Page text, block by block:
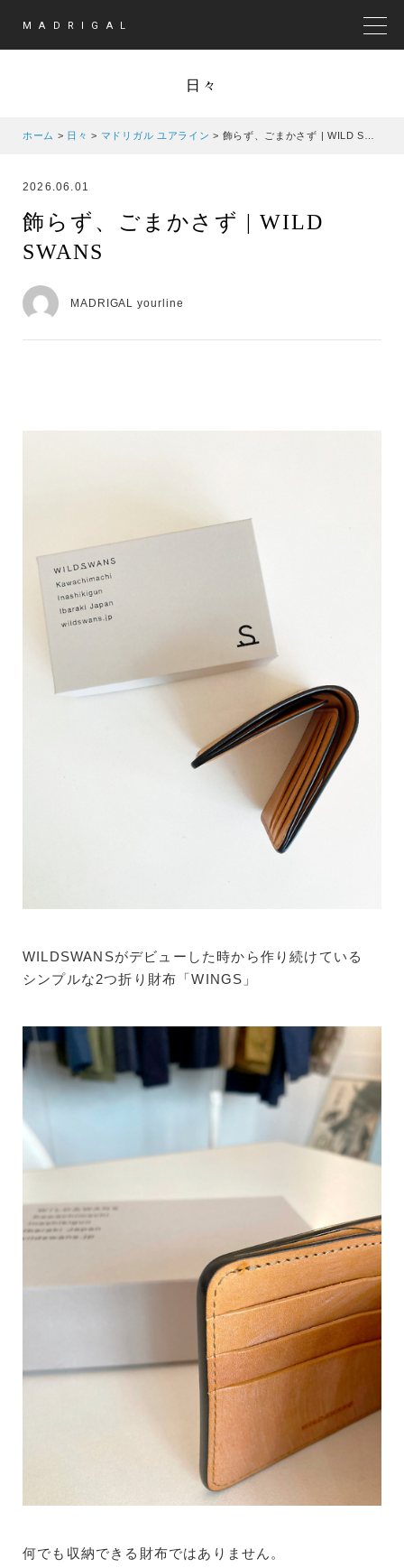
MADRIGAL
日々
ホーム > 日々 > マドリガル ユアライン > 飾らず、ごまかさず | WILD SWANS
2026.06.01
飾らず、ごまかさず | WILD
SWANS
MADRIGAL yourline
WILDSWANSがデビューした時から作り続けている
シンプルな2つ折り財布「WINGS」
何でも収納できる財布ではありません。